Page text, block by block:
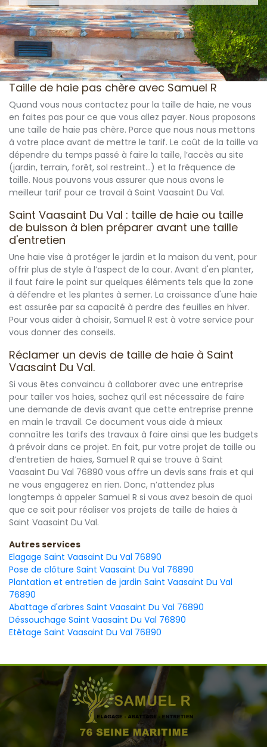
Taille de haie pas chère avec Samuel R
Quand vous nous contactez pour la taille de haie, ne vous
en faites pas pour ce que vous allez payer. Nous proposons
une taille de haie pas chère. Parce que nous nous mettons
à votre place avant de mettre le tarif. Le coût de la taille va
dépendre du temps passé à faire la taille, l’accès au site
(jardin, terrain, forêt, sol restreint…) et la fréquence de
taille. Nous pouvons vous assurer que nous avons le
meilleur tarif pour ce travail à Saint Vaasaint Du Val.
Saint Vaasaint Du Val : taille de haie ou taille
de buisson à bien préparer avant une taille
d'entretien
Une haie vise à protéger le jardin et la maison du vent, pour
offrir plus de style à l’aspect de la cour. Avant d'en planter,
il faut faire le point sur quelques éléments tels que la zone
à défendre et les plantes à semer. La croissance d'une haie
est assurée par sa capacité à perdre des feuilles en hiver.
Pour vous aider à choisir, Samuel R est à votre service pour
vous donner des conseils.
Réclamer un devis de taille de haie à Saint
Vaasaint Du Val.
Si vous êtes convaincu à collaborer avec une entreprise
pour tailler vos haies, sachez qu’il est nécessaire de faire
une demande de devis avant que cette entreprise prenne
en main le travail. Ce document vous aide à mieux
connaître les tarifs des travaux à faire ainsi que les budgets
à prévoir dans ce projet. En fait, pur votre projet de taille ou
d’entretien de haies, Samuel R qui se trouve à Saint
Vaasaint Du Val 76890 vous offre un devis sans frais et qui
ne vous engagerez en rien. Donc, n’attendez plus
longtemps à appeler Samuel R si vous avez besoin de quoi
que ce soit pour réaliser vos projets de taille de haies à
Saint Vaasaint Du Val.
Autres services
Elagage Saint Vaasaint Du Val 76890
Pose de clôture Saint Vaasaint Du Val 76890
Plantation et entretien de jardin Saint Vaasaint Du Val
76890
Abattage d'arbres Saint Vaasaint Du Val 76890
Déssouchage Saint Vaasaint Du Val 76890
Etêtage Saint Vaasaint Du Val 76890